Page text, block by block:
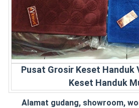
Pusat Grosir Keset Handuk
Keset Handuk
Alamat gudang, showroom,